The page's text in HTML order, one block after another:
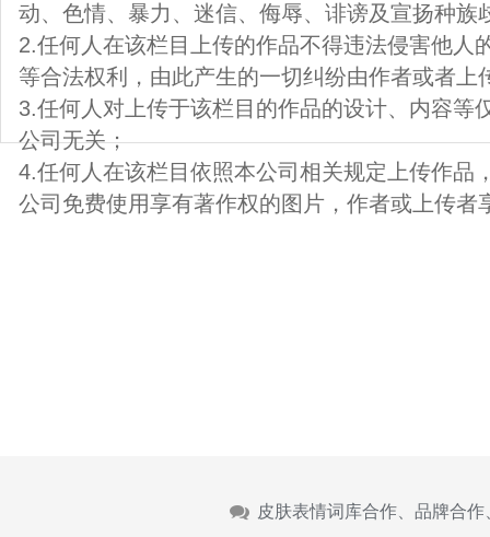
动、色情、暴力、迷信、侮辱、诽谤及宣扬种族
2.任何人在该栏目上传的作品不得违法侵害他人
等合法权利，由此产生的一切纠纷由作者或者上
3.任何人对上传于该栏目的作品的设计、内容等
公司无关；
4.任何人在该栏目依照本公司相关规定上传作品
公司免费使用享有著作权的图片，作者或上传者
皮肤表情词库合作、品牌合